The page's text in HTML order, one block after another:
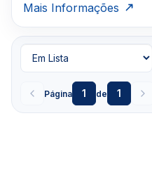
Mais Informações
Página 1 de 1